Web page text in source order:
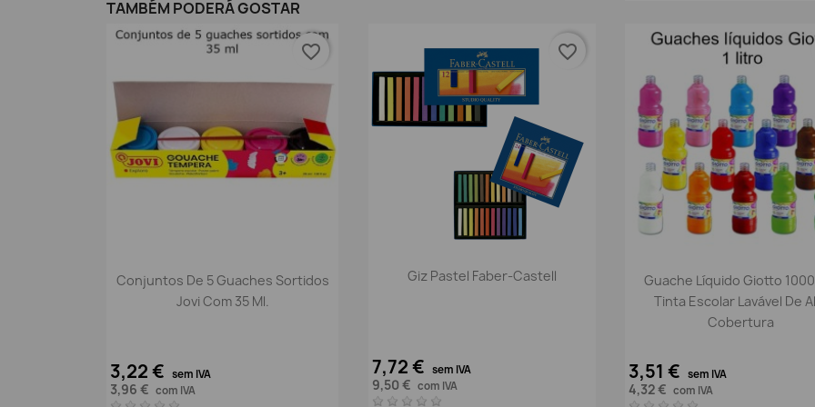
TAMBÉM PODERÁ GOSTAR
Vista rápida
Conjuntos De 5 Guaches Sortidos
Jovi Com 35 Ml.
3,22 € sem IVA
3,96 € com IVA
favorite_border
Vista rápida
Giz Pastel Faber-Castell
7,72 € sem IVA
9,50 € com IVA
favorite_border
 Vista rápida
Guache Líquido Giotto
Tinta Escolar Lavável De
Cobertura
3,51 € sem IVA
4,32 € com IVA